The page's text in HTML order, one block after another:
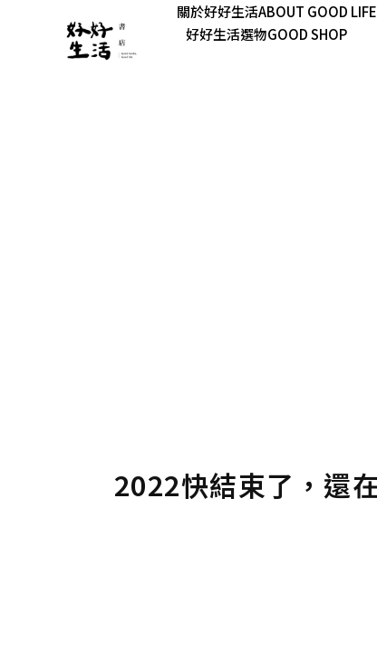
關於好好生活ABOUT GOOD LIFE
好好生活選物GOOD SHOP
2022快結束了，還